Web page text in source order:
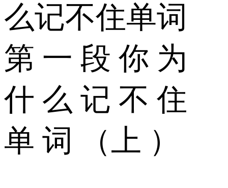
么记不住单词
第 一 段 你 为
什 么 记 不 住
单 词 （上 ）